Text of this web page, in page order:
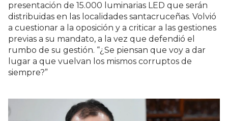
presentación de 15.000 luminarias LED que serán
distribuidas en las localidades santacruceñas. Volvió
a cuestionar a la oposición y a criticar a las gestiones
previas a su mandato, a la vez que defendió el
rumbo de su gestión. “¿Se piensan que voy a dar
lugar a que vuelvan los mismos corruptos de
siempre?”